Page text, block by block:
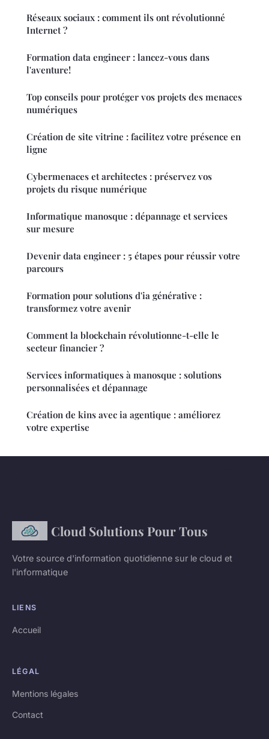
Réseaux sociaux : comment ils ont révolutionné
Internet ?
Formation data engineer : lancez-vous dans
l'aventure!
Top conseils pour protéger vos projets des menaces
numériques
Création de site vitrine : facilitez votre présence en
ligne
Cybermenaces et architectes : préservez vos
projets du risque numérique
Informatique manosque : dépannage et services
sur mesure
Devenir data engineer : 5 étapes pour réussir votre
parcours
Formation pour solutions d'ia générative :
transformez votre avenir
Comment la blockchain révolutionne-t-elle le
secteur financier ?
Services informatiques à manosque : solutions
personnalisées et dépannage
Création de kins avec ia agentique : améliorez
votre expertise
Cloud Solutions Pour Tous
Votre source d'information quotidienne sur le cloud et
l'informatique
LIENS
Accueil
LÉGAL
Mentions légales
Contact